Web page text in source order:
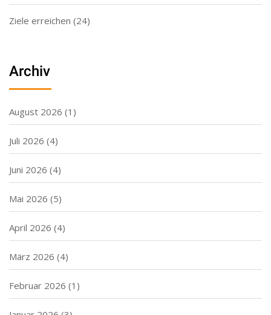
Ziele erreichen (24)
Archiv
August 2026 (1)
Juli 2026 (4)
Juni 2026 (4)
Mai 2026 (5)
April 2026 (4)
März 2026 (4)
Februar 2026 (1)